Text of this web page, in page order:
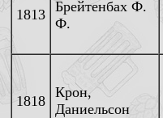
1813 Брейтенбах Ф.
Ф.
1818
Крон,
Даниельсон